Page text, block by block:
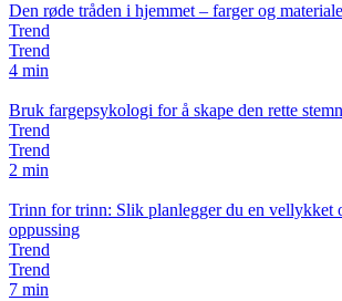
Den røde tråden i hjemmet – farger og
Trend
Trend
4 min
Bruk fargepsykologi for å skape den rette
Trend
Trend
2 min
Trinn for trinn: Slik planlegger du en vellykket
oppussing
Trend
Trend
7 min